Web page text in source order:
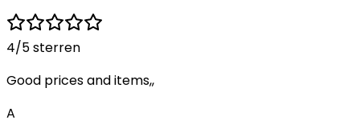
4/5 sterren
Good prices and items,,
A